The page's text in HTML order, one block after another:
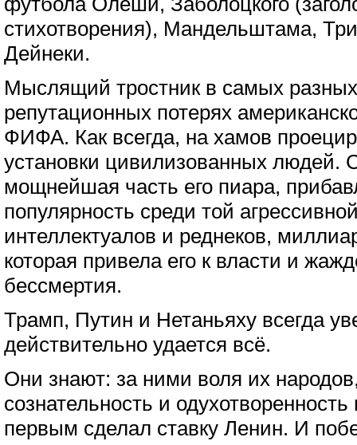
стихотворения), Мандельштама,
Дейнеки.
Мыслящий тростник в самых разных
репутационных потерях
ФИФА. Как всегда, на хамов
установки цивилизованных людей.
мощнейшая часть его пиара,
популярность среди той
интеллектуалов и реднеков,
которая привела его к власти и
бессмертия.
Трамп, Путин и Нетаньяху всегда
действительно удается всё.
Они знают: за ними воля их
сознательность и
первым сделал ставку Ленин. И